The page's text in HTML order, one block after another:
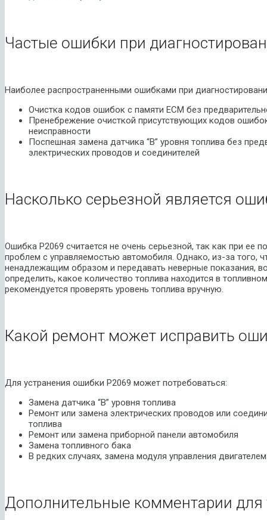
Частые ошибки при
Наиболее распространенными ошибками при
Очистка кодов ошибок с памяти ECM без
Пренебрежение очисткой присутствующих кодов
неисправности
Поспешная замена датчика “B” уровня топлива без
электрических проводов и соединителей
Насколько серьезной является
Ошибка P2069 считается не очень серьезной, так как при ее
проблем с управляемостью автомобиля. Однако, из-за того,
ненадлежащим образом и передавать неверные показания,
определить, какое количество топлива находится в
рекомендуется проверять уровень топлива вручную.
Какой ремонт может исправить
Для устранения ошибки P2069 может потребоваться:
Замена датчика “B” уровня топлива
Ремонт или замена электрических проводов или
топлива
Ремонт или замена приборной панели автомобиля
Замена топливного бака
В редких случаях, замена модуля управления
Дополнительные комментарии для